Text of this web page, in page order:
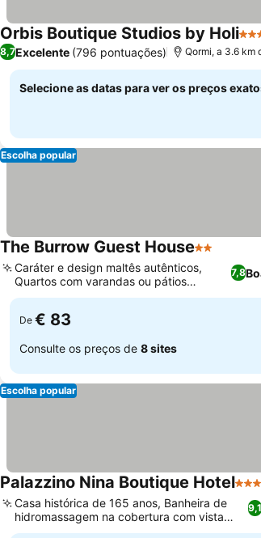
Orbis Boutique Studios by Holi4
8,7Excelente (796 pontuações) Qormi, a 3.6 km
Selecione as datas para ver os preços
Escolha popular
The Burrow Guest House2 Estrelas
7,8
Caráter e design maltês autênticos,
Quartos com varandas ou pátios
privados
De € 83
Consulte os preços de 8 sites
Escolha popular
Palazzino Nina Boutique Hotel4
9,1
Casa histórica de 165 anos, Banheira de
hidromassagem na cobertura com vista
para a cidade